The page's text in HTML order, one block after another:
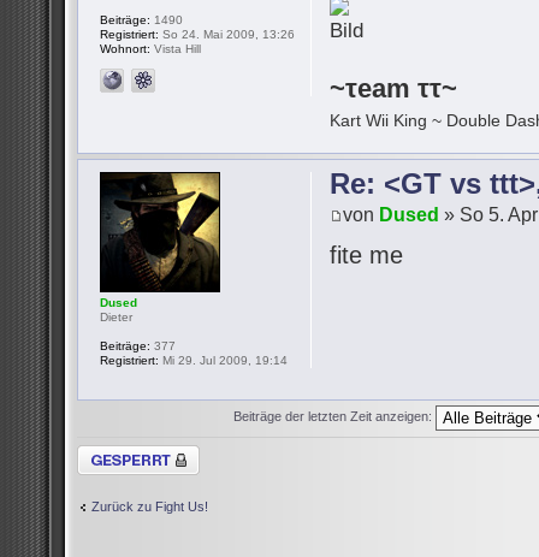
~τeam ττ~
Kart Wii King ~ Double
Beiträge: 1490
Registriert: So 24. Mai 2009, 13:26
Wohnort: Vista Hill
Re: <GT vs
von Dused » So 5.
fite me
Dused
Dieter
Beiträge: 377
Registriert: Mi 29. Jul 2009, 19:14
Beiträge der letzten Zeit anzeigen:
Thema gesperrt
Zurück zu Fight Us!